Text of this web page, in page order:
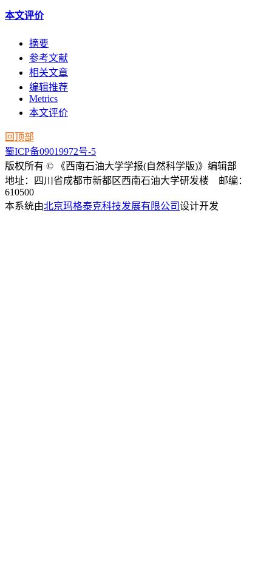
本文评价
摘要
参考文献
相关文章
编辑推荐
Metrics
本文评价
回顶部
蜀ICP备09019972号-5
版权所有 © 《西南石油大学学报(自然科学版)》编辑部
地址：四川省成都市新都区西南石油大学研发楼 邮编：
610500
本系统由北京玛格泰克科技发展有限公司设计开发